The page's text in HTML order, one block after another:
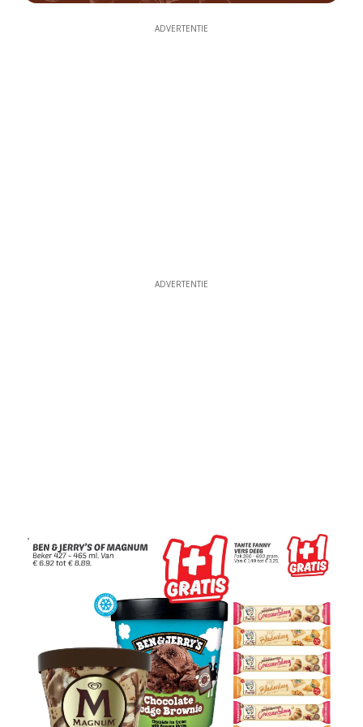
ADVERTENTIE
ADVERTENTIE